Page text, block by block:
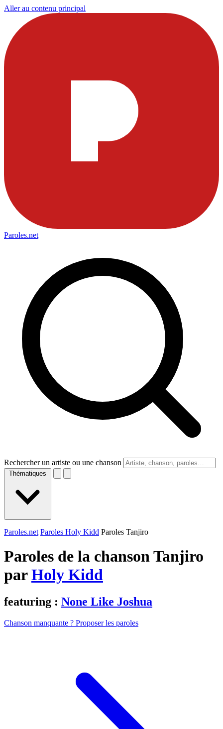
Aller au contenu principal
Paroles.net
Rechercher un artiste ou une chanson
Thématiques
Paroles.net Paroles Holy Kidd Paroles Tanjiro
Paroles de la chanson Tanjiro
parHoly Kidd
featuring : None Like Joshua
Chanson manquante ? Proposer les paroles